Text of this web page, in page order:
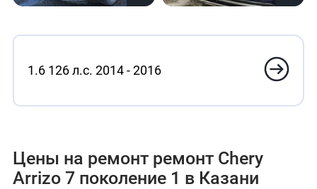
1.6 126 л.с. 2014 - 2016
Цены на ремонт ремонт Chery
Arrizo 7 поколение 1 в Казани